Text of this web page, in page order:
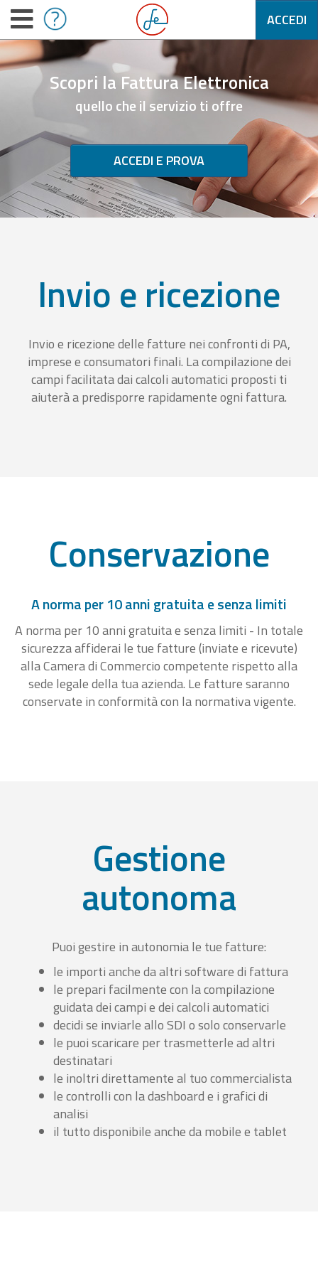
ACCEDI
Scopri la Fattura Elettronica
quello che il servizio ti offre
ACCEDI E PROVA
Invio e ricezione
Invio e ricezione delle fatture nei confronti di PA,
imprese e consumatori finali. La compilazione dei
campi facilitata dai calcoli automatici proposti ti
aiuterà a predisporre rapidamente ogni fattura.
Conservazione
A norma per 10 anni gratuita e senza limiti
A norma per 10 anni gratuita e senza limiti - In totale
sicurezza affiderai le tue fatture (inviate e ricevute)
alla Camera di Commercio competente rispetto alla
sede legale della tua azienda. Le fatture saranno
conservate in conformità con la normativa vigente.
Gestione
autonoma
Puoi gestire in autonomia le tue fatture:
le importi anche da altri software di fattura
le prepari facilmente con la compilazione
guidata dei campi e dei calcoli automatici
decidi se inviarle allo SDI o solo conservarle
le puoi scaricare per trasmetterle ad altri
destinatari
le inoltri direttamente al tuo commercialista
le controlli con la dashboard e i grafici di
analisi
il tutto disponibile anche da mobile e tablet